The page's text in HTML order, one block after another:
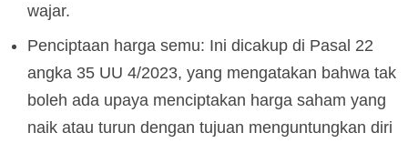
wajar.
Penciptaan harga semu: Ini dicakup di Pasal 22
angka 35 UU 4/2023, yang mengatakan bahwa tak
boleh ada upaya menciptakan harga saham yang
naik atau turun dengan tujuan menguntungkan diri